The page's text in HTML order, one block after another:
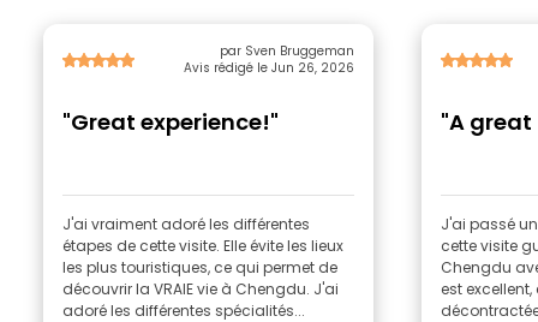
par Sven Bruggeman
Avis rédigé le Jun 26, 2026
"Great experience!"
J'ai vraiment adoré les différentes
étapes de cette visite. Elle évite les lieux
les plus touristiques, ce qui permet de
découvrir la VRAIE vie à Chengdu. J'ai
adoré les différentes spécialités...
"A
J'ai passé
cette visite
Chengdu
est